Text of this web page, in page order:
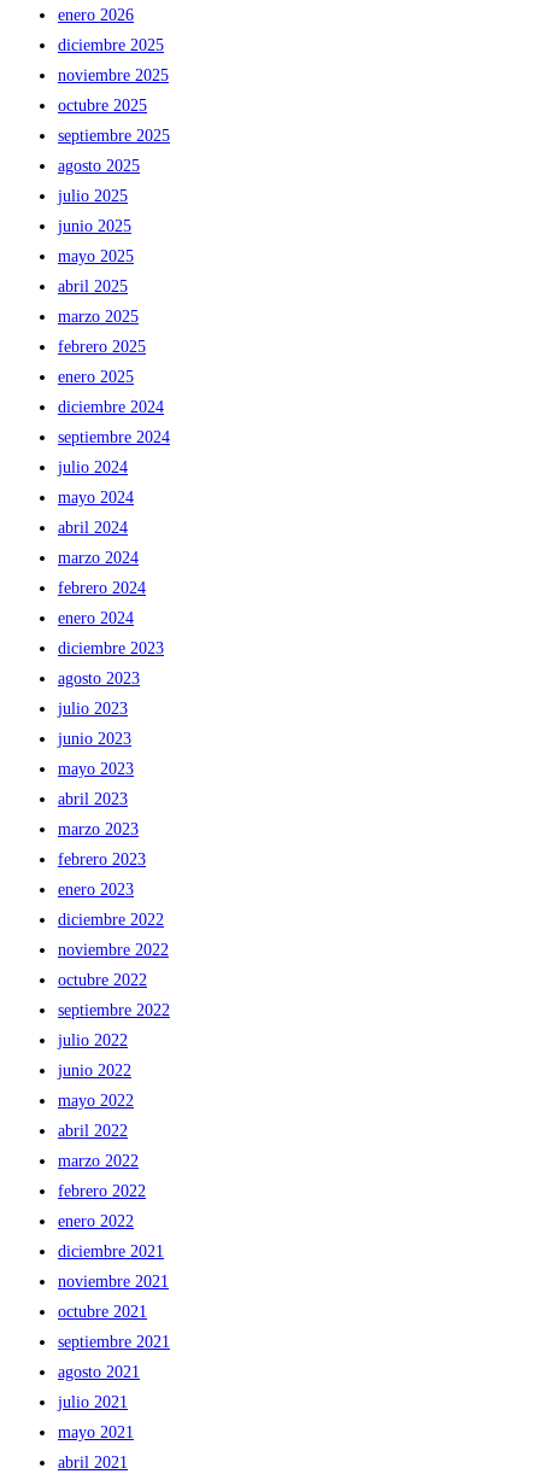
enero 2026
diciembre 2025
noviembre 2025
octubre 2025
septiembre 2025
agosto 2025
julio 2025
junio 2025
mayo 2025
abril 2025
marzo 2025
febrero 2025
enero 2025
diciembre 2024
septiembre 2024
julio 2024
mayo 2024
abril 2024
marzo 2024
febrero 2024
enero 2024
diciembre 2023
agosto 2023
julio 2023
junio 2023
mayo 2023
abril 2023
marzo 2023
febrero 2023
enero 2023
diciembre 2022
noviembre 2022
octubre 2022
septiembre 2022
julio 2022
junio 2022
mayo 2022
abril 2022
marzo 2022
febrero 2022
enero 2022
diciembre 2021
noviembre 2021
octubre 2021
septiembre 2021
agosto 2021
julio 2021
mayo 2021
abril 2021